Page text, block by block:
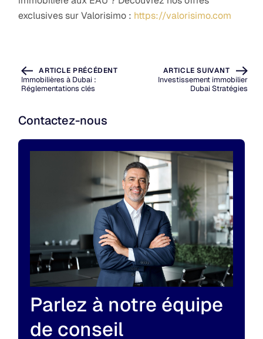
exclusives sur Valorisimo : https://valorisimo.com
ARTICLE PRÉCÉDENT
Immobilières à Dubai :
Réglementations clés
ARTICLE SUIVANT
Investissement immobilier
Dubai Stratégies
Contactez-nous
Parlez à notre équipe
de conseil